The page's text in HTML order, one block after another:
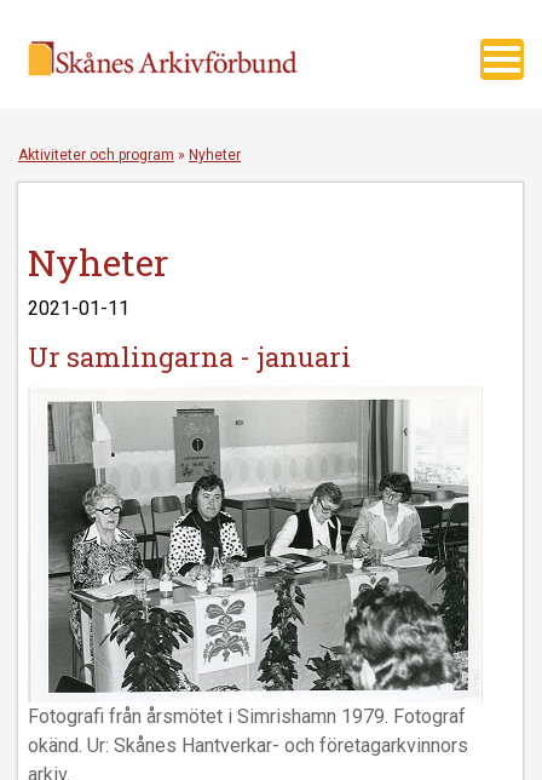
Aktiviteter och program » Nyheter
Nyheter
2021-01-11
Ur samlingarna - januari
Fotografi från årsmötet i Simrishamn 1979. Fotograf
okänd. Ur: Skånes Hantverkar- och företagarkvinnors
arkiv.